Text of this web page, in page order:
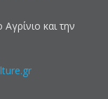
και την